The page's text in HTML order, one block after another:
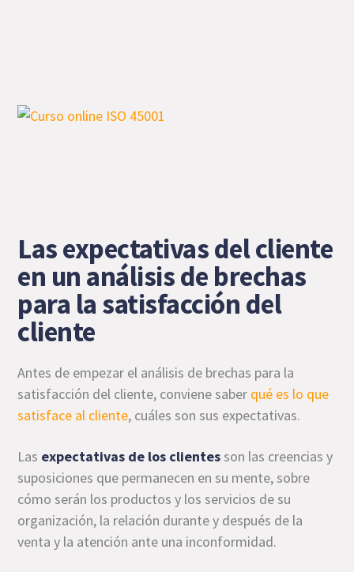
Las expectativas del cliente
en un análisis de brechas
para la satisfacción del
cliente
Antes de empezar el análisis de brechas para la
satisfacción del cliente, conviene saber qué es lo que
satisface al cliente, cuáles son sus expectativas.
Las expectativas de los clientesson las creencias y
suposiciones que permanecen en su mente, sobre
cómo serán los productos y los servicios de su
organización, la relación durante y después de la
venta y la atención ante una inconformidad.